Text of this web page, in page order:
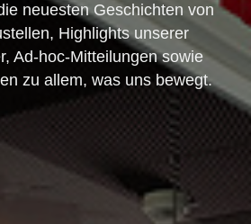
neuesten Geschichten von
Highlights unserer
Ad-hoc-Mitteilungen sowie
zu allem, was uns bewegt.